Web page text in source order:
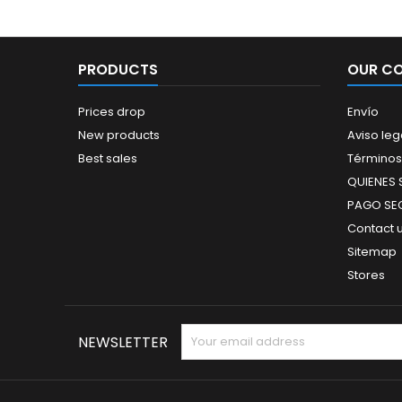
PRODUCTS
Prices drop
New products
Best sales
OUR
Envío
Aviso
QUIENES
PAGO
Contact
Sitemap
Stores
NEWSLETTER